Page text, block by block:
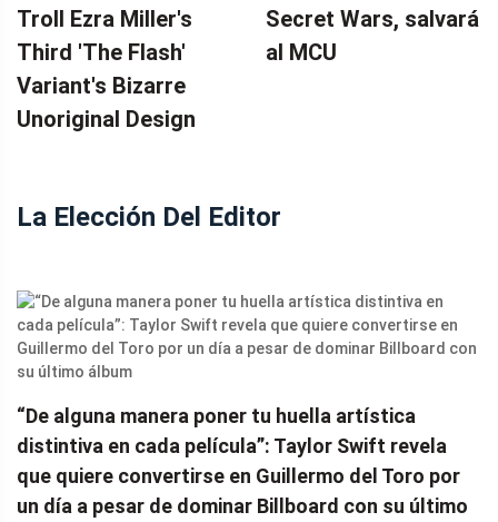
Troll Ezra Miller's
Third 'The Flash'
Variant's Bizarre
Unoriginal Design
Secret Wars, salvará
al MCU
La Elección Del Editor
“De alguna manera poner tu huella artística
distintiva en cada película”: Taylor Swift revela
que quiere convertirse en Guillermo del Toro por
un día a pesar de dominar Billboard con su último